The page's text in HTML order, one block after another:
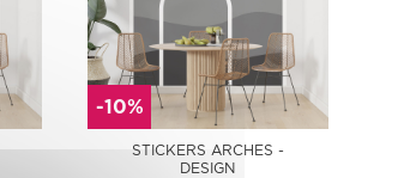
-10%
STICKERS ARCHES -
DESIGN